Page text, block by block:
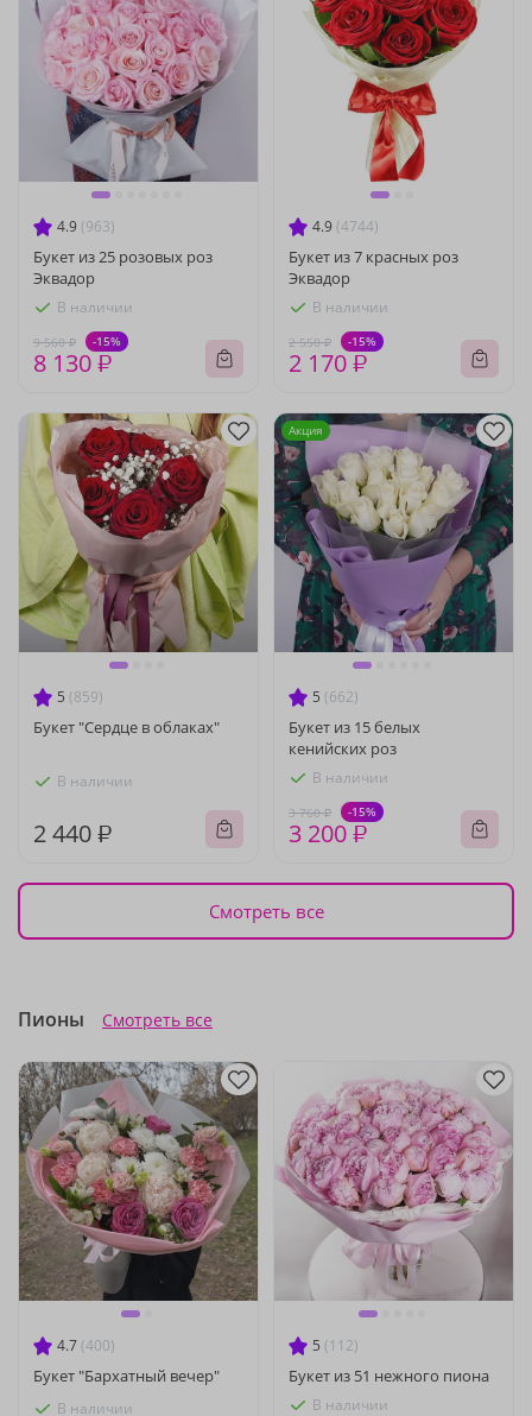
4.9 (963)
Букет из 25 розовых роз
Эквадор
В наличии
9 560 ₽ -15%
8 130 ₽
4.9 (4744)
Букет из 7 красных роз
Эквадор
В наличии
2 550 ₽ -15%
2 170 ₽
5 (859)
Букет "Сердце в облаках"
В наличии
2 440 ₽
5 (662)
Букет из 15 белых
кенийских роз
В наличии
3 760 ₽ -15%
3 200 ₽
Акция
Смотреть все
Пионы Смотреть все
4.7 (400)
Букет "Бархатный вечер"
В наличии
5 (112)
Букет из 51 нежного пиона
В наличии